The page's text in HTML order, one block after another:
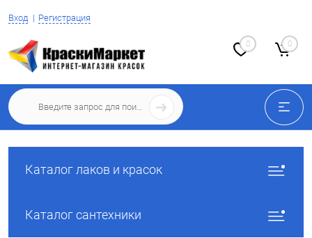
Вход Регистрация
0 0
Каталог лаков и красок
Каталог сантехники